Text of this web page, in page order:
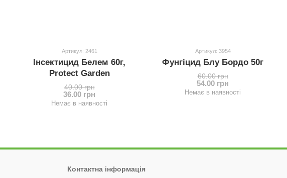
Артикул: 2461
Інсектицид Белем 60г,
Protect Garden
40.00 грн
36.00 грн
Немає в наявності
Артикул: 3954
Фунгіцид Блу Бордо 50г
60.00 грн
54.00 грн
Немає в наявності
Контактна інформація